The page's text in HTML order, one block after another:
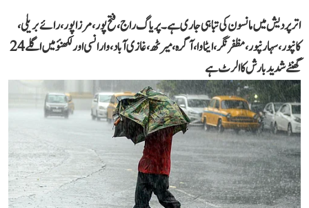
اتر پردیش میں مانسون کی تباہی جاری ہے۔ پریاگ راج، فتح پور، مرزا پور، رائے بریلی،
کانپور، سہارنپور، مظفر نگر، ایٹاوا، آگرہ، میرٹھ، غازی آباد، وارانسی اور لکھنؤ میں اگلے 24
گھنٹے شدید بارش کا الرٹ ہے